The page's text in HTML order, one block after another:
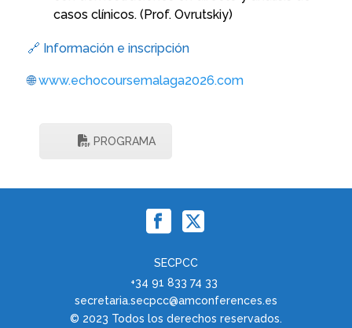
casos clínicos. (Prof. Ovrutskiy)
🔗 Información e inscripción
🌐www.echocoursemalaga2026.com
PROGRAMA
SECPCC
+34 91 833 74 33
secretaria.secpcc@amconferences.es
© 2023 Todos los derechos reservados.